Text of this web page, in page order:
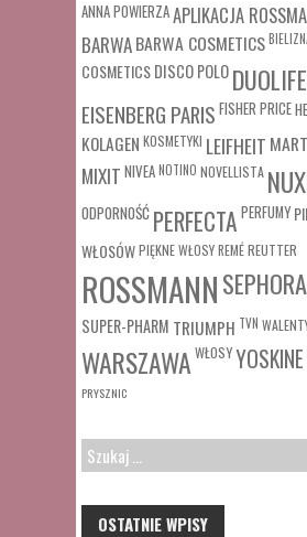
ANNA POWIERZAAPLIKACJA
BARWABARWA COSMETICS
COSMETICSDISCO POLODUOLIFE
EISENBERG PARIS FISHER PRICE
KOLAGEN KOSMETYKI LEIFHEIT
MIXIT NIVEANOTINO NOVELLISTA
ODPORNOŚĆ PERFECTA PERFUMY
WŁOSÓWPIĘKNE WŁOSYREMÉREUTTER
ROSSMANNSEPHORA
SUPER-PHARM TRIUMPH TVN
WARSZAWA WŁOSYYOSKINE
PRYSZNIC
SZUKAJ:
OSTATNIE WPISY